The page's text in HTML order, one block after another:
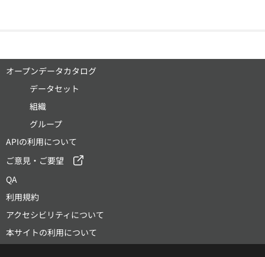
オープンデータカタログ
データセット
組織
グループ
APIの利用について
ご意見・ご要望
QA
利用規約
アクセシビリティについて
本サイトの利用について